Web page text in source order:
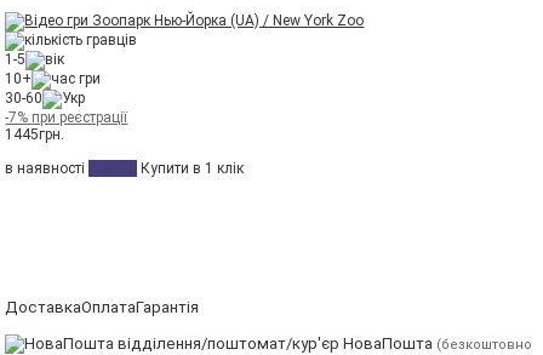
1-5
10+
30-60
-7% при реєстрації
1445грн.
в наявності Купити Купити в 1 клік
ДоставкаОплатаГарантія
відділення/поштомат/кур'єр НоваПошта (безкоштовно